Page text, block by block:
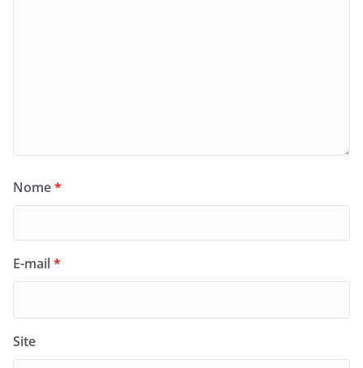
Nome*
E-mail*
Site